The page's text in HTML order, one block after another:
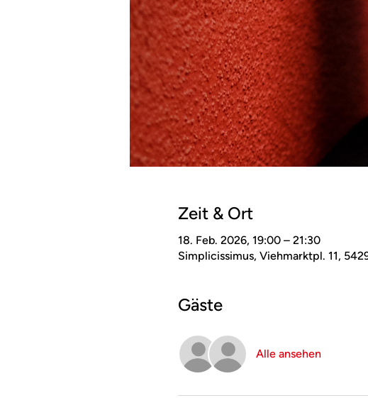
Zeit & Ort
18. Feb. 2026, 19:00 – 21:30
Simplicissimus, Viehmarktpl. 11,
Gäste
Alle ansehen